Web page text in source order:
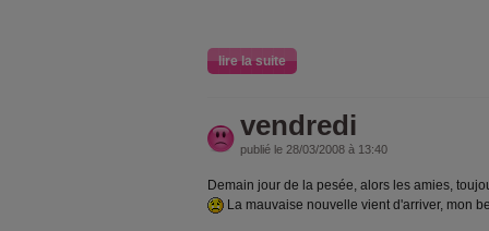
lire la suite
vendredi
publié le 28/03/2008 à 13:40
Demain jour de la pesée, alors les amies,
La mauvaise nouvelle vient d'arriver, mon